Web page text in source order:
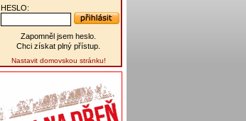
HESLO:
Zapomněl jsem heslo.
Chci získat plný přístup.
Nastavit domovskou stránku!